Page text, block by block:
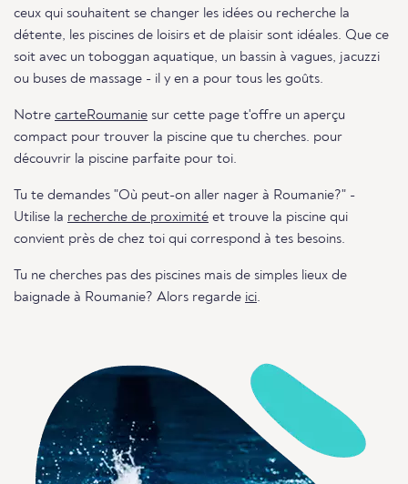
ceux qui souhaitent se changer les idées ou recherche la
détente, les piscines de loisirs et de plaisir sont idéales. Que ce
soit avec un toboggan aquatique, un bassin à vagues, jacuzzi
ou buses de massage - il y en a pour tous les goûts.
Notre carteRoumanie sur cette page t'offre un aperçu
compact pour trouver la piscine que tu cherches. pour
découvrir la piscine parfaite pour toi.
Tu te demandes "Où peut-on aller nager à Roumanie?" -
Utilise la recherche de proximité et trouve la piscine qui
convient près de chez toi qui correspond à tes besoins.
Tu ne cherches pas des piscines mais de simples lieux de
baignade à Roumanie? Alors regarde ici.